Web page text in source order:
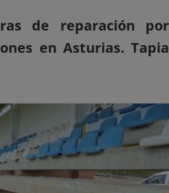
de reparación por
en Asturias. Tapia